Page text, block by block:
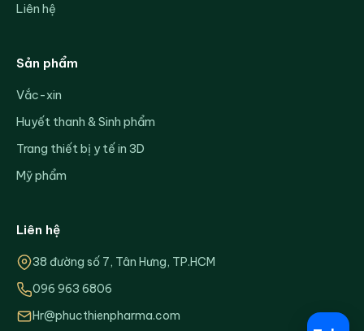
Liên hệ
Sản phẩm
Vắc-xin
Huyết thanh & Sinh phẩm
Trang thiết bị y tế in 3D
Mỹ phẩm
Liên hệ
38 đường số 7, Tân Hưng, TP.HCM
096 963 6806
Hr@phucthienpharma.com